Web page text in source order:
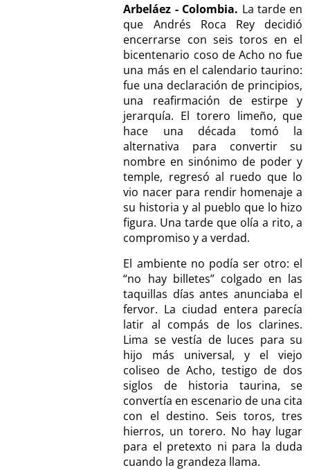
Arbeláez - Colombia. La tarde en
que Andrés Roca Rey decidió
encerrarse con seis toros en el
bicentenario coso de Acho no fue
una más en el calendario taurino:
fue una declaración de principios,
una reafirmación de estirpe y
jerarquía. El torero limeño, que
hace una década tomó la
alternativa para convertir su
nombre en sinónimo de poder y
temple, regresó al ruedo que lo
vio nacer para rendir homenaje a
su historia y al pueblo que lo hizo
figura. Una tarde que olía a rito, a
compromiso y a verdad.
El ambiente no podía ser otro: el
“no hay billetes” colgado en las
taquillas días antes anunciaba el
fervor. La ciudad entera parecía
latir al compás de los clarines.
Lima se vestía de luces para su
hijo más universal, y el viejo
coliseo de Acho, testigo de dos
siglos de historia taurina, se
convertía en escenario de una cita
con el destino. Seis toros, tres
hierros, un torero. No hay lugar
para el pretexto ni para la duda
cuando la grandeza llama.